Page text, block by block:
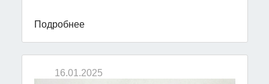
Подробнее
16.01.2025